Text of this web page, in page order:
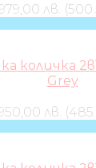
лв.
количка
Grey
лв.